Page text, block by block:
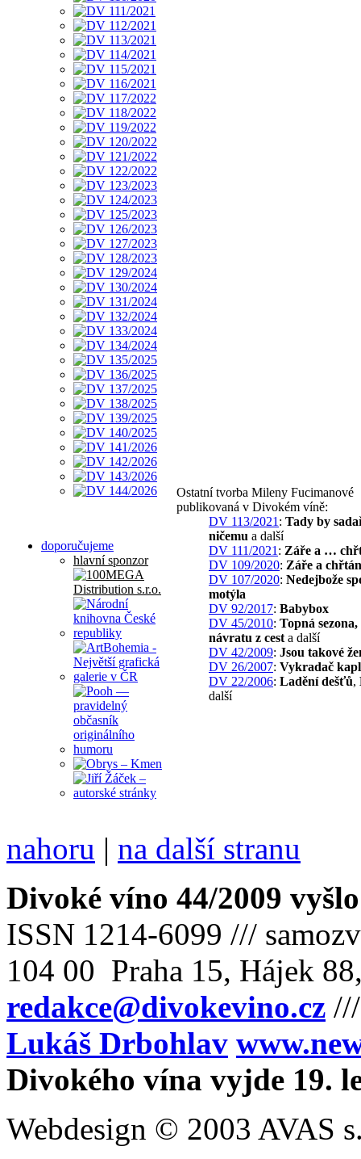
doporučujeme
hlavní sponzor
Ostatní tvorba Mileny Fucimanové
publikovaná v Divokém víně:
DV 113/2021 : Tady by
ničemu a další
DV 111/2021 : Záře a …
DV 109/2020: Záře a chřtán
DV 107/2020: Nedejbože
motýla
DV 92/2017: Babybox
DV 45/2010: Topná sezona,
návratu z cest a další
DV 42/2009: Jsou takové
DV 26/2007: Vykradač
DV 22/2006: Ladění dešťů,
další
nahoru | na další stranu
Divoké víno 44/2009
ISSN 1214-6099 ///
104 00 Praha 15, Hájek
redakce@divokevino.cz
Lukáš Drbohlav
Divokého vína vyjde 19.
Webdesign © 2003 AVAS